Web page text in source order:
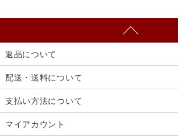
返品について
配送・送料について
支払い方法について
マイアカウント